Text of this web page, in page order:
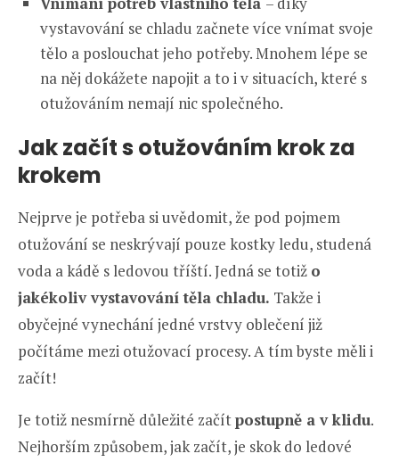
vystavování se chladu začnete více vnímat svoje
tělo a poslouchat jeho potřeby. Mnohem lépe se
na něj dokážete napojit a to i v situacích, které s
otužováním nemají nic společného.
Jak začít s otužováním krok za
krokem
Nejprve je potřeba si uvědomit, že pod pojmem
otužování se neskrývají pouze kostky ledu, studená
voda a kádě s ledovou tříští. Jedná se totiž o
jakékoliv vystavování těla chladu. Takže i
obyčejné vynechání jedné vrstvy oblečení již
počítáme mezi otužovací procesy. A tím byste měli i
začít!
Je totiž nesmírně důležité začítpostupně a v klidu.
Nejhorším způsobem, jak začít, je skok do ledové